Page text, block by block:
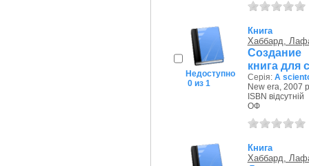
Недоступно
0 из 1
Книга
Хаббард,
Создание
книга для
Серія: A
New era, 2007
ISBN відсутній
ОФ
Книга
Хаббард,